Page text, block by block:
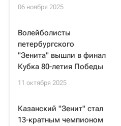
06 ноября 2025
Волейболисты
петербургского
"Зенита" вышли в финал
Кубка 80-летия Победы
11 октября 2025
Казанский "Зенит" стал
13-кратным чемпионом